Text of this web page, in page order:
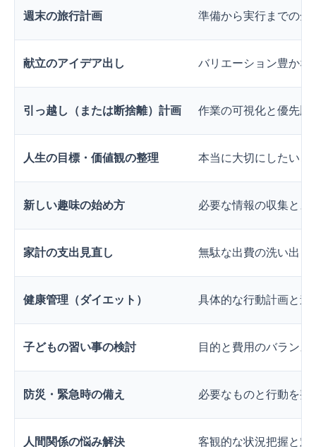
週末の旅行計画 準備から実行までの全
献立のアイデア出し バリエーション豊かな
引っ越し（または断捨離）計画 作業の可視化と優先順
人生の目標・価値観の整理 本当に大切にしたいこ
新しい趣味の始め方 必要な情報の収集とス
家計の支出見直し 無駄な出費の洗い出し
健康管理（ダイエット） 具体的な行動計画と進
子どもの習い事の検討 目的と費用のバランス
防災・緊急時の備え 必要なものと行動を整
人間関係の悩み解決 客観的な状況把握と対